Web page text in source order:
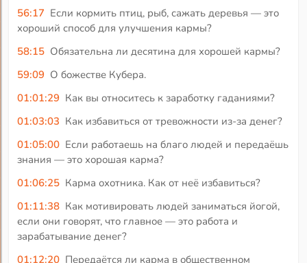
56:17 Если кормить птиц, рыб, сажать деревья — это
хороший способ для улучшения кармы?
58:15 Обязательна ли десятина для хорошей кармы?
59:09 О божестве Кубера.
01:01:29 Как вы относитесь к заработку гаданиями?
01:03:03 Как избавиться от тревожности из-за денег?
01:05:00 Если работаешь на благо людей и передаёшь
знания — это хорошая карма?
01:06:25 Карма охотника. Как от неё избавиться?
01:11:38 Как мотивировать людей заниматься йогой,
если они говорят, что главное — это работа и
зарабатывание денег?
01:12:20 Передаётся ли карма в общественном